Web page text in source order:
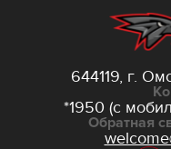
644119, г.
*1950 (с
Обратная